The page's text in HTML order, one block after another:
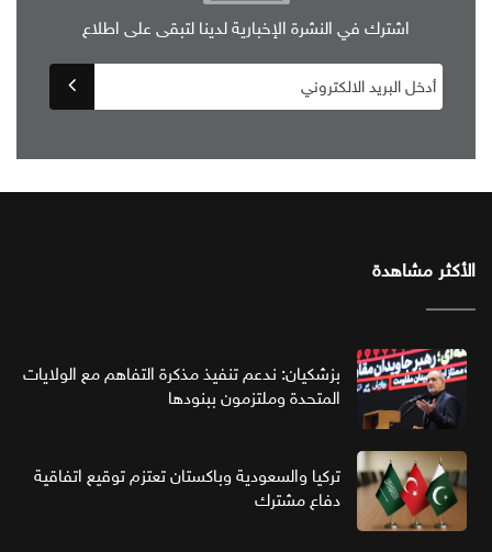
اشترك في النشرة الإخبارية لدينا لتبقى على اطلاع
الأكثر مشاهدة
بزشكيان: ندعم تنفيذ مذكرة التفاهم مع الولايات
المتحدة وملتزمون ببنودها
تركيا والسعودية وباكستان تعتزم توقيع اتفاقية
دفاع مشترك